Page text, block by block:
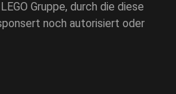
Gruppe, durch die diese
noch autorisiert oder